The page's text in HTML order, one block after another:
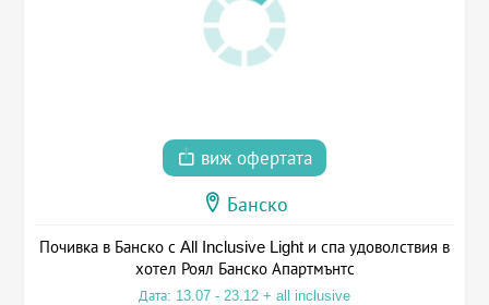
виж офертата
Банско
Почивка в Банско с All Inclusive Light и спа удоволствия в
хотел Роял Банско Апартмънтс
Дата: 13.07 - 23.12 + all inclusive